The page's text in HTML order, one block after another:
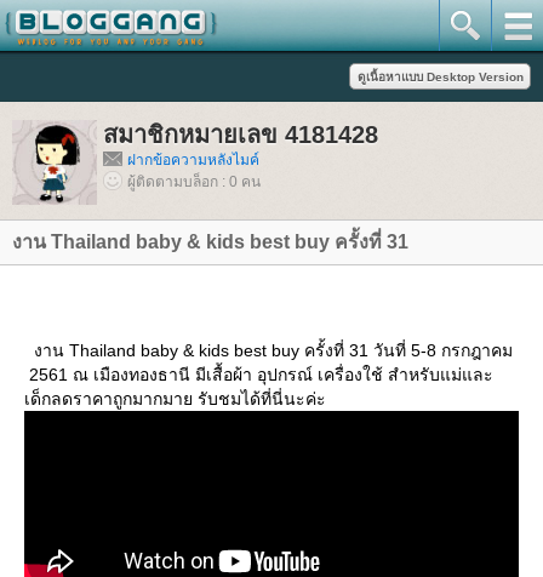
สมาชิกหมายเลข 4181428
ฝากข้อความหลังไมค์
ผู้ติดตามบล็อก : 0 คน
งาน Thailand baby & kids best buy ครั้งที่ 31
งาน Thailand baby & kids best buy ครั้งที่ 31 วันที่ 5-8 กรกฎาคม
2561 ณ เมืองทองธานี มีเสื้อผ้า อุปกรณ์ เครื่องใช้ สำหรับแม่และ
เด็กลดราคาถูกมากมาย รับชมได้ที่นี่นะค่ะ